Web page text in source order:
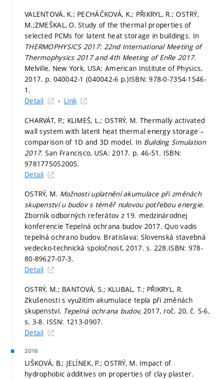
VALENTOVÁ, K.; PECHÁČKOVÁ, K.; PŘIKRYL, R.; OSTRÝ,
M.;ZMEŠKAL, O. Study of the thermal properties of
selected PCMs for latent heat storage in buildings. In
THERMOPHYSICS 2017: 22nd International Meeting of
Thermophysics 2017 and 4th Meeting of EnRe 2017.
Melville, New York, USA: American Institute of Physics,
2017. p. 040042-1 (040042-6 p.)ISBN: 978-0-7354-1546-
1.
Detail
Link
CHARVÁT, P.; KLIMEŠ, L.; OSTRÝ, M. Thermally activated
wall system with latent heat thermal energy storage –
comparison of 1D and 3D model. In Building Simulation
2017. San Francisco, USA: 2017. p. 46-51. ISBN:
9781775052005.
Detail
OSTRÝ, M. Možnosti uplatnění akumulace při změnách
skupenství u budov s téměř nulovou potřebou energie.
Zborník odborných referátov z 19. medzinárodnej
konferencie Tepelná ochrana budov 2017. Quo vadis
tepelná ochrano budov. Bratislava: Slovenská stavebná
vedecko-technická spoločnosť, 2017.s. 228.ISBN: 978-
80-89627-07-3.
Detail
OSTRÝ, M.; BANTOVÁ, S.; KLUBAL, T.; PŘIKRYL, R.
Zkušenosti s využitím akumulace tepla při změnách
skupenství. Tepelná ochrana budov, 2017, roč. 20, č. 5-6,
s. 3-8. ISSN: 1213-0907.
Detail
2016
LIŠKOVÁ, B.; JELÍNEK, P.; OSTRÝ, M. Impact of
hydrophobic additives on properties of clay plaster.